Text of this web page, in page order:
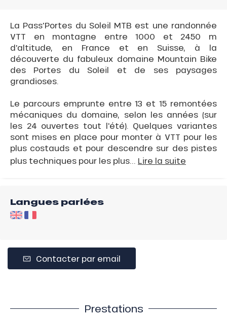
La Pass'Portes du Soleil MTB est une randonnée
VTT en montagne entre 1000 et 2450 m
d'altitude, en France et en Suisse, à la
découverte du fabuleux domaine Mountain Bike
des Portes du Soleil et de ses paysages
grandioses.
Le parcours emprunte entre 13 et 15 remontées
mécaniques du domaine, selon les années (sur
les 24 ouvertes tout l'été). Quelques variantes
sont mises en place pour monter à VTT pour les
plus costauds et pour descendre sur des pistes
plus techniques pour les plus... Lire la suite
Langues parlées
Contacter par email
Prestations